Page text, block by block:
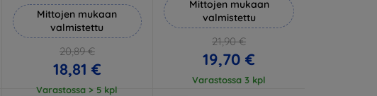
Mittojen mukaan
valmistettu
20,89 €
18,81 €
Varastossa > 5 kpl
Mittojen mukaan
valmistettu
21,90 €
19,70 €
Varastossa 3 kpl